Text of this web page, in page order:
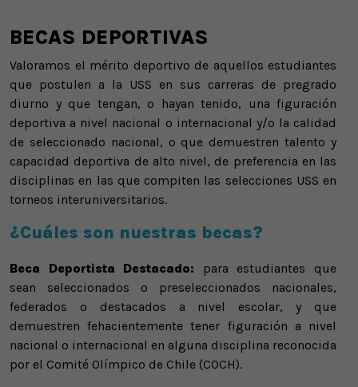
BECAS DEPORTIVAS
Valoramos el mérito deportivo de aquellos estudiantes
que postulen a la USS en sus carreras de pregrado
diurno y que tengan, o hayan tenido, una figuración
deportiva a nivel nacional o internacional y/o la calidad
de seleccionado nacional, o que demuestren talento y
capacidad deportiva de alto nivel, de preferencia en las
disciplinas en las que compiten las selecciones USS en
torneos interuniversitarios.
¿Cuáles son nuestras becas?
Beca Deportista Destacado: para estudiantes que
sean seleccionados o preseleccionados nacionales,
federados o destacados a nivel escolar, y que
demuestren fehacientemente tener figuración a nivel
nacional o internacional en alguna disciplina reconocida
por el Comité Olímpico de Chile (COCH).